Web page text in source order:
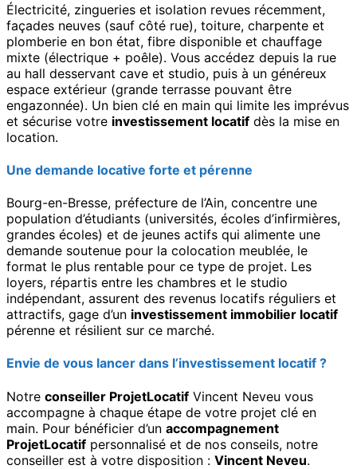
Électricité, zingueries et isolation revues récemment,
façades neuves (sauf côté rue), toiture, charpente et
plomberie en bon état, fibre disponible et chauffage
mixte (électrique + poêle). Vous accédez depuis la rue
au hall desservant cave et studio, puis à un généreux
espace extérieur (grande terrasse pouvant être
engazonnée). Un bien clé en main qui limite les imprévus
et sécurise votre investissement locatif dès la mise en
location.
Une demande locative forte et pérenne
Bourg-en-Bresse, préfecture de l’Ain, concentre une
population d’étudiants (universités, écoles d’infirmières,
grandes écoles) et de jeunes actifs qui alimente une
demande soutenue pour la colocation meublée, le
format le plus rentable pour ce type de projet. Les
loyers, répartis entre les chambres et le studio
indépendant, assurent des revenus locatifs réguliers et
attractifs, gage d’un investissement immobilier locatif
pérenne et résilient sur ce marché.
Envie de vous lancer dans l’investissement locatif ?
Notre conseiller ProjetLocatif Vincent Neveu vous
accompagne à chaque étape de votre projet clé en
main. Pour bénéficier d’un accompagnement
ProjetLocatif personnalisé et de nos conseils, notre
conseiller est à votre disposition : Vincent Neveu.